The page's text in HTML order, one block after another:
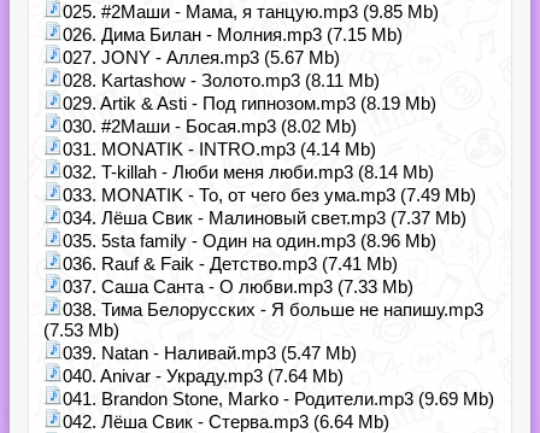
025. #2Маши - Мама, я танцую.mp3 (9.85 Mb)
026. Дима Билан - Молния.mp3 (7.15 Mb)
027. JONY - Аллея.mp3 (5.67 Mb)
028. Kartashow - Золото.mp3 (8.11 Mb)
029. Artik & Asti - Под гипнозом.mp3 (8.19 Mb)
030. #2Маши - Босая.mp3 (8.02 Mb)
031. MONATIK - INTRO.mp3 (4.14 Mb)
032. T-killah - Люби меня люби.mp3 (8.14 Mb)
033. MONATIK - То, от чего без ума.mp3 (7.49 Mb)
034. Лёша Свик - Малиновый свет.mp3 (7.37 Mb)
035. 5sta family - Один на один.mp3 (8.96 Mb)
036. Rauf & Faik - Детство.mp3 (7.41 Mb)
037. Саша Санта - О любви.mp3 (7.33 Mb)
038. Тима Белорусских - Я больше не напишу.mp3
(7.53 Mb)
039. Natan - Наливай.mp3 (5.47 Mb)
040. Anivar - Украду.mp3 (7.64 Mb)
041. Brandon Stone, Marko - Родители.mp3 (9.69 Mb)
042. Лёша Свик - Стерва.mp3 (6.64 Mb)